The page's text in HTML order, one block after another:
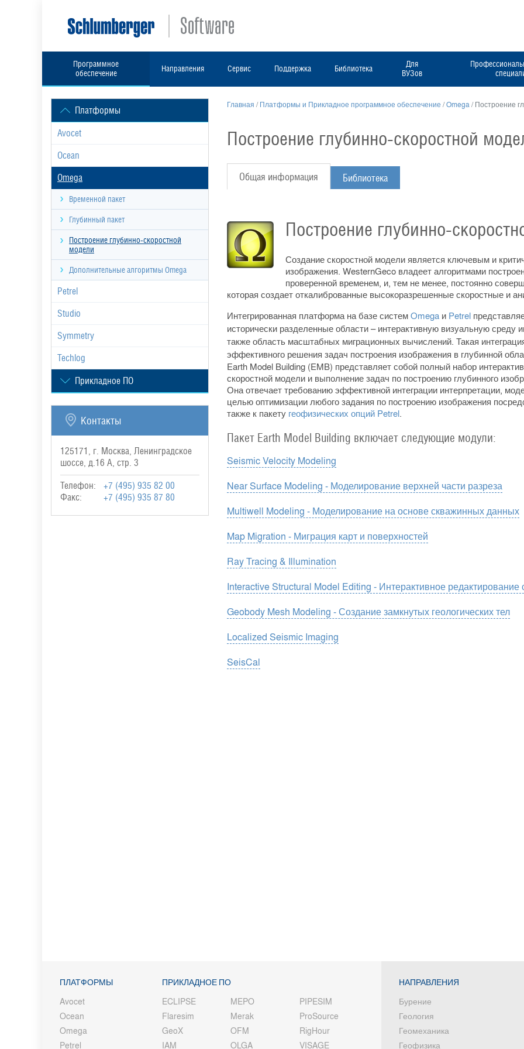
Программное
обеспечение
Направления Сервис Поддержка Библиотека
Для
ВУЗов
Платформы
Avocet
Ocean
Omega
Временной пакет
Глубинный пакет
Построение глубинно-скоростной
модели
Дополнительные алгоритмы Omega
Petrel
Studio
Symmetry
Techlog
Прикладное ПО
Контакты
125171, г. Москва, Ленинградское
шоссе, д.16 А, стр. 3
Телефон:
+7 (495) 935 82 00
Факс:
+7 (495) 935 87 80
Главная /Платформы и Прикладное программное обеспечение /Omega/Построение
Построение глубинно-скоростной
Общая информация Библиотека
Построение глубинно-
Создание скоростной модели является ключевым и
изображения. WesternGeco владеет алгоритмами
проверенной временем, и, тем не менее, постоянно
которая создает откалиброванные высокоразрешенные скоростные и
Интегрированная платформа на базе системOmega и Petrel
исторически разделенные области – интерактивную визуальную среду
также область масштабных миграционных вычислений. Такая
эффективного решения задач построения изображения в глубинной
Earth Model Building (EMB) представляет собой полный набор
скоростной модели и выполнение задач по построению глубинного
Она отвечает требованию эффективной интеграции интерпретации,
целью оптимизации любого задания по построению изображения
также к пакету геофизических опций Petrel.
Пакет Earth Model Building включает следующие модули:
Seismic Velocity Modeling
Near Surface Modeling - Моделирование верхней части разреза
Multiwell Modeling - Моделирование на основе скважинных данных
Map Migration - Миграция карт и поверхностей
Ray Tracing & Illumination
Interactive Structural Model Editing - Интерактивное редактирование
Geobody Mesh Modeling - Создание замкнутых геологических тел
Localized Seismic Imaging
SeisCal
ПЛАТФОРМЫ
Avocet
Ocean
Omega
Petrel
ПРИКЛАДНОЕ ПО
ECLIPSE
Flaresim
GeoX
IAM
MEPO
Merak
OFM
OLGA
PIPESIM
ProSource
RigHour
VISAGE
НАПРАВЛЕНИЯ
Бурение
Геология
Геомеханика
Геофизика